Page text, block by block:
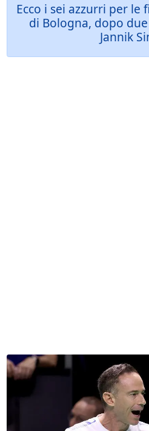
Ecco i sei azzurri per le
di Bologna, dopo
Jannik